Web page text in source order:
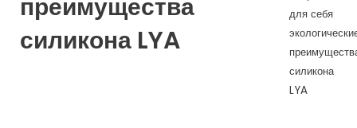
преимущества
силикона LYA
для себя
силикона
LYA